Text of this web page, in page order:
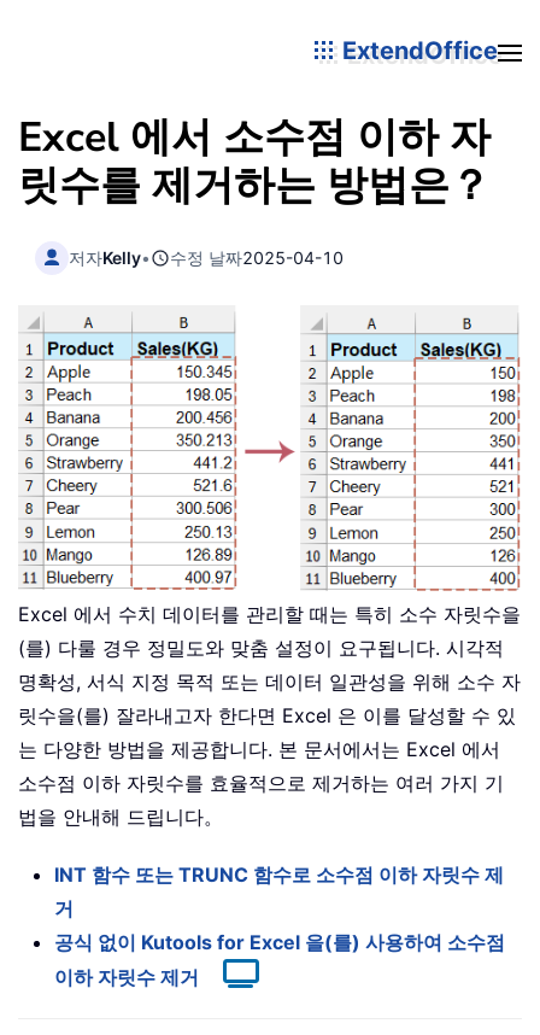
ExtendOffice
Excel 에서 소수점 이하 자
릿수를 제거하는 방법은？
저자Kelly• 수정 날짜2025-04-10
Excel 에서 수치 데이터를 관리할 때는 특히 소수 자릿수을
(를) 다룰 경우 정밀도와 맞춤 설정이 요구됩니다. 시각적
명확성, 서식 지정 목적 또는 데이터 일관성을 위해 소수 자
릿수을(를) 잘라내고자 한다면 Excel 은 이를 달성할 수 있
는 다양한 방법을 제공합니다. 본 문서에서는 Excel 에서
소수점 이하 자릿수를 효율적으로 제거하는 여러 가지 기
법을 안내해 드립니다。
INT 함수 또는 TRUNC 함수로 소수점 이하 자릿수 제
거
공식 없이 Kutools for Excel 을(를) 사용하여 소수점
이하 자릿수 제거